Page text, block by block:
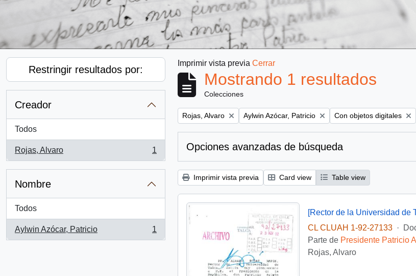
Restringir resultados por:
Creador
Todos
Rojas, Alvaro
, 1 resultados
1
Nombre
Todos
Aylwin Azócar, Patricio
, 1 resultados
1
Imprimir vista previa Cerrar
Mostrando 1 resultados
Colecciones
Remove filter:
Rojas, Alvaro Remove filter:
Aylwin Azócar, Patricio Remove filter:
Con objetos digitales
Opciones avanzadas de búsqueda
Imprimir vista previa Card view Table view
[Rector de la Universidad de
CL CLUAH 1-92-27133
·
Parte de Presidente Patricio
Rojas, Alvaro